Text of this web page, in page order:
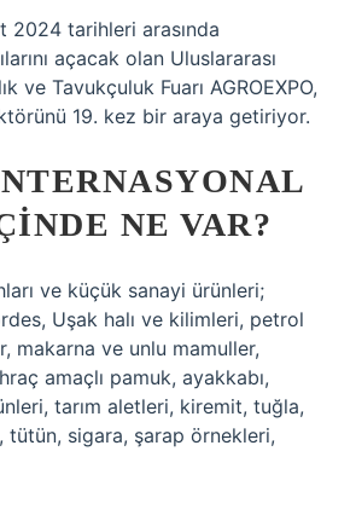
2024 tarihleri ​​arasında
açacak olan Uluslararası
ve Tavukçuluk Fuarı AGROEXPO,
19. kez bir araya getiriyor.
NE VAR?
ve küçük sanayi ürünleri;
Uşak halı ve kilimleri, petrol
makarna ve unlu mamuller,
amaçlı pamuk, ayakkabı,
tarım aletleri, kiremit, tuğla,
tütün, sigara, şarap örnekleri,